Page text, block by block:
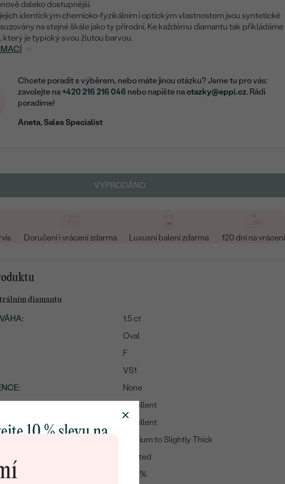
daleko dostupnější.
identickým chemicko-fyzikálním i optickým vlastnostem jsou syntetické
na stejné škále jako ty přírodní. Ke každému diamantu tak přikládáme
který je typický svou žlutou barvou.
Chcete poradit s výběrem, nebo máte jinou otázku? Jsme tu pro vás:
zavolejte na +420 216 216 046 nebo napište naotazky@eppi.cz. Rádi
poradíme!
Aneta, Sales Specialist
VYPRODÁNO
Doručení i vrácení zdarma Luxusní balení zdarma 120 dní na vrácení
diamantu
:
1.5 ct
Oval
F
VS1
:
None
Excellent
Excellent
Medium to Slightly Thick
Pointed
59.6 %
10 % slevu na